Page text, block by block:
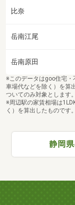
比奈
岳南江尾
岳南原田
※このデータはgoo住宅・
車場代などを除く）を算
ついてのみ対象とします。
※周辺駅の家賃相場は
く）を算出したものです。
静岡